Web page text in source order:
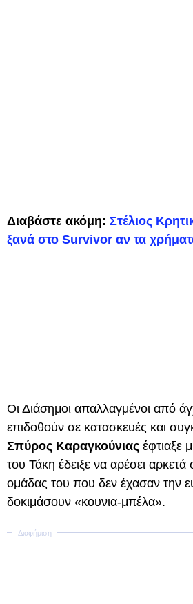
Διαβάστε ακόμη: Στέλιος
ξανά στο Survivor αν τα
Οι Διάσημοι απαλλαγμένοι από
επιδοθούν σε κατασκευές και
Σπύρος Καραγκούνιας έφτιαξε
του Τάκη έδειξε να αρέσει αρκετά
ομάδας του που δεν έχασαν την
δοκιμάσουν «κουνια-μπέλα».